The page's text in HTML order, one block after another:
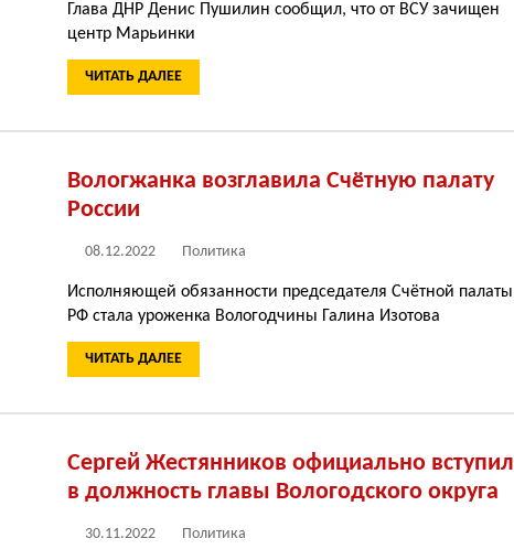
Глава ДНР Денис Пушилин сообщил, что от ВСУ зачищен
центр Марьинки
ЧИТАТЬ ДАЛЕЕ
Вологжанка возглавила Счётную палату
России
08.12.2022 Политика
Исполняющей обязанности председателя Счётной палаты
РФ стала уроженка Вологодчины Галина Изотова
ЧИТАТЬ ДАЛЕЕ
Сергей Жестянников официально вступил
в должность главы Вологодского округа
30.11.2022 Политика